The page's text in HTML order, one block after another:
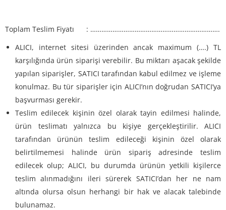
Toplam Teslim Fiyatı : …………………………………………………………….
ALICI, internet sitesi üzerinden ancak maximum (….) TL
karşılığında ürün siparişi verebilir. Bu miktarı aşacak şekilde
yapılan siparişler, SATICI tarafından kabul edilmez ve işleme
konulmaz. Bu tür siparişler için ALICI’nın doğrudan SATICI’ya
başvurması gerekir.
Teslim edilecek kişinin özel olarak tayin edilmesi halinde,
ürün teslimatı yalnızca bu kişiye gerçekleştirilir. ALICI
tarafından ürünün teslim edileceği kişinin özel olarak
belirtilmemesi halinde ürün sipariş adresinde teslim
edilecek olup; ALICI, bu durumda ürünün yetkili kişilerce
teslim alınmadığını ileri sürerek SATICI’dan her ne nam
altında olursa olsun herhangi bir hak ve alacak talebinde
bulunamaz.